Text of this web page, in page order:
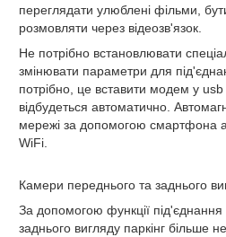
переглядати улюблені фільми,
розмовляти через відеозв'язок.
Не потрібно встановлювати
змінювати параметри для
потрібно, це вставити модем у usb
відбудеться автоматично.
мережі за допомогою смартфона
WiFi.
Камери переднього та заднього
За допомогою функції
заднього вигляду паркінг більше